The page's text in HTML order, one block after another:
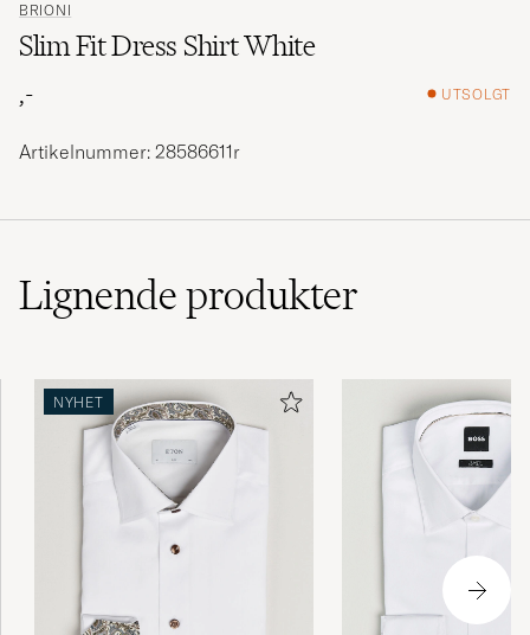
BRIONI
Slim Fit Dress Shirt White
,-
UTSOLGT
Artikelnummer: 28586611r
Lignendeprodukter
NYHET